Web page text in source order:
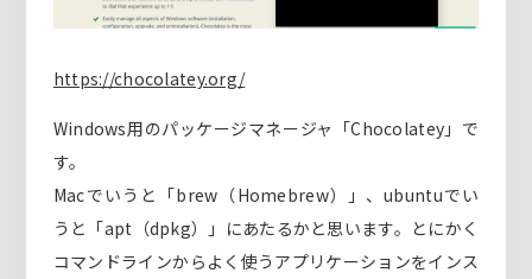
https://chocolatey.org/
Windows用のパッケージマネージャ「Chocolatey」で
す。
Macでいうと「brew（Homebrew）」、ubuntuでい
うと「apt（dpkg）」にあたるかと思います。とにかく
コマンドラインからよく使うアプリケーションをインス